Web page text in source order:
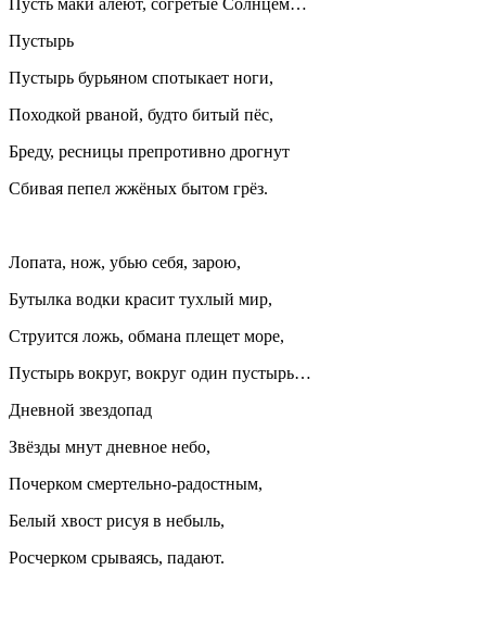
Пусть маки алеют, согретые Солнцем…
Пустырь
Пустырь бурьяном спотыкает ноги,
Походкой рваной, будто битый пёс,
Бреду, ресницы препротивно дрогнут
Сбивая пепел жжёных бытом грёз.
Лопата, нож, убью себя, зарою,
Бутылка водки красит тухлый мир,
Струится ложь, обмана плещет море,
Пустырь вокруг, вокруг один пустырь…
Дневной звездопад
Звёзды мнут дневное небо,
Почерком смертельно-радостным,
Белый хвост рисуя в небыль,
Росчерком срываясь, падают.